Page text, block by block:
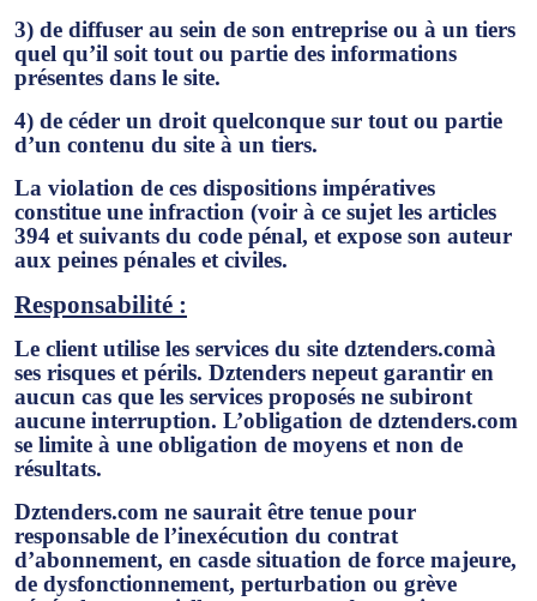
3) de diffuser au sein de son entreprise ou à un tiers
quel qu’il soit tout ou partie des informations
présentes dans le site.
4) de céder un droit quelconque sur tout ou partie
d’un contenu du site à un tiers.
La violation de ces dispositions impératives
constitue une infraction (voir à ce sujet les articles
394 et suivants du code pénal, et expose son auteur
aux peines pénales et civiles.
Responsabilité :
Le client utilise les services du site dztenders.comà
ses risques et périls. Dztenders nepeut garantir en
aucun cas que les services proposés ne subiront
aucune interruption. L’obligation de dztenders.com
se limite à une obligation de moyens et non de
résultats.
Dztenders.com ne saurait être tenue pour
responsable de l’inexécution du contrat
d’abonnement, en casde situation de force majeure,
de dysfonctionnement, perturbation ou grève